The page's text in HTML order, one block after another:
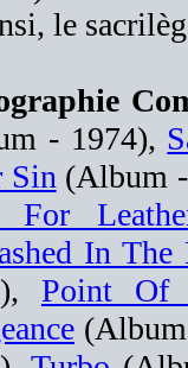
le
- 1974),
Sin (Album
For
In The
Point Of